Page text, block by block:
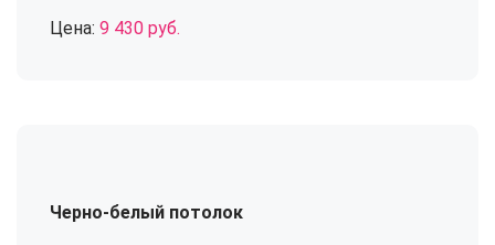
Цена: 9 430 руб.
Черно-белый потолок